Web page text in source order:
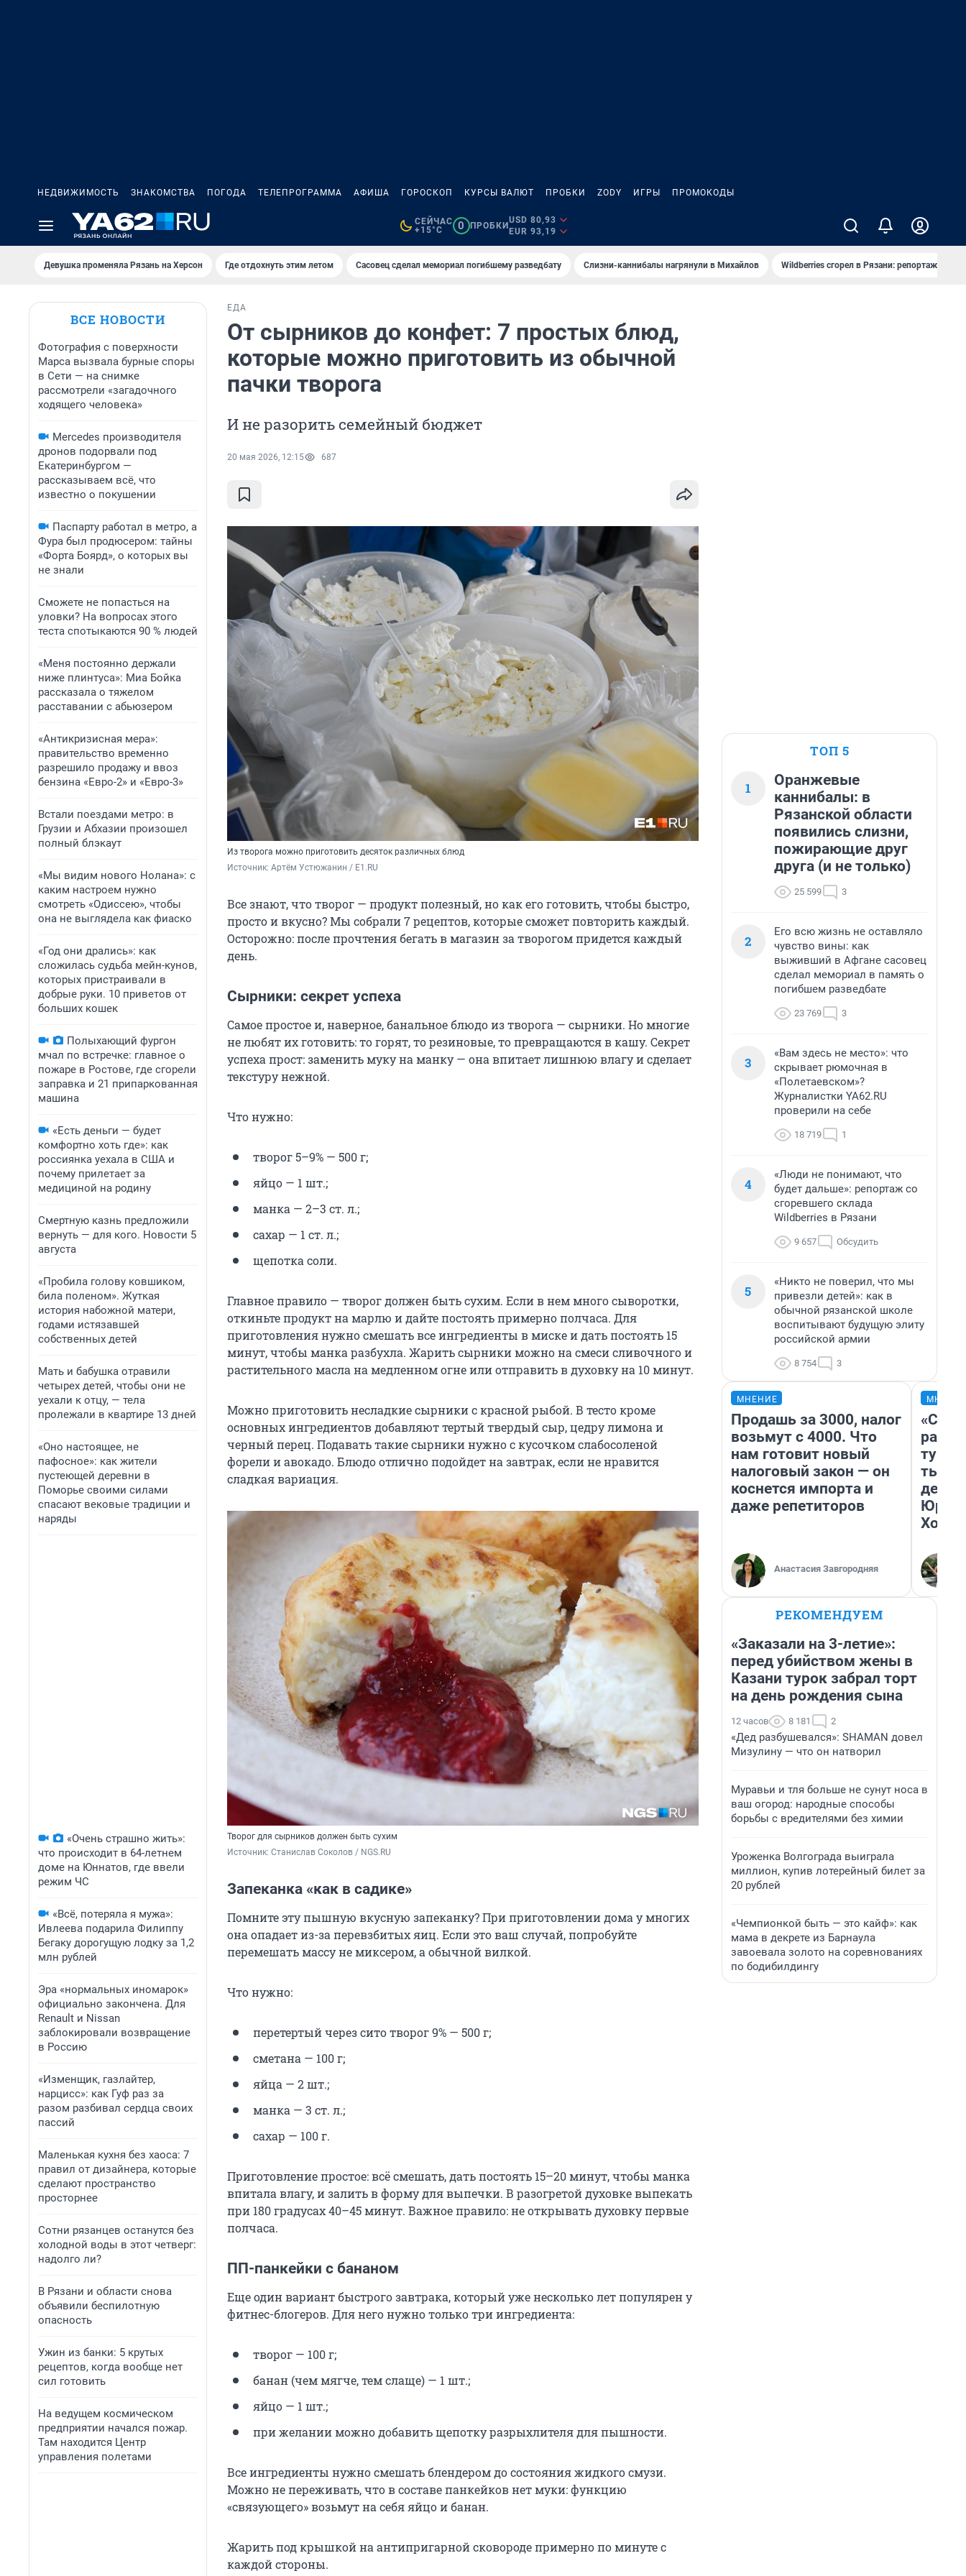
НЕДВИЖИМОСТЬ ЗНАКОМСТВА ПОГОДА ТЕЛЕПРОГРАММА АФИША ГОРОСКОП КУРСЫ ВАЛЮТ ПРОБКИ ZODY ИГРЫ ПРОМОКОДЫ
СЕЙЧАС
+15°C
0 ПРОБКИ
USD 80,93
EUR 93,19
Девушка променяла Рязань на Херсон Где отдохнуть этим летом Сасовец сделал мемориал погибшему разведбату Слизни-каннибалы нагрянули в Михайлов Wildberries сгорел в Рязани: репортаж
ВСЕ НОВОСТИ
Фотография с поверхности
Марса вызвала бурные споры
в Сети — на снимке
рассмотрели «загадочного
ходящего человека»
Mercedes производителя
дронов подорвали под
Екатеринбургом —
рассказываем всё, что
известно о покушении
Паспарту работал в метро, а
Фура был продюсером: тайны
«Форта Боярд», о которых вы
не знали
Сможете не попасться на
уловки? На вопросах этого
теста спотыкаются 90 % людей
«Меня постоянно держали
ниже плинтуса»: Миа Бойка
рассказала о тяжелом
расставании с абьюзером
«Антикризисная мера»:
правительство временно
разрешило продажу и ввоз
бензина «Евро-2» и «Евро-3»
Встали поездами метро: в
Грузии и Абхазии произошел
полный блэкаут
«Мы видим нового Нолана»: с
каким настроем нужно
смотреть «Одиссею», чтобы
она не выглядела как фиаско
«Год они дрались»: как
сложилась судьба мейн-кунов,
которых пристраивали в
добрые руки. 10 приветов от
больших кошек
Полыхающий фургон
мчал по встречке: главное о
пожаре в Ростове, где сгорели
заправка и 21 припаркованная
машина
«Есть деньги — будет
комфортно хоть где»: как
россиянка уехала в США и
почему прилетает за
медициной на родину
Смертную казнь предложили
вернуть — для кого. Новости 5
августа
«Пробила голову ковшиком,
била поленом». Жуткая
история набожной матери,
годами истязавшей
собственных детей
Мать и бабушка отравили
четырех детей, чтобы они не
уехали к отцу, — тела
пролежали в квартире 13 дней
«Оно настоящее, не
пафосное»: как жители
пустеющей деревни в
Поморье своими силами
спасают вековые традиции и
наряды
«Очень страшно жить»:
что происходит в 64-летнем
доме на Юннатов, где ввели
режим ЧС
«Всё, потеряла я мужа»:
Ивлеева подарила Филиппу
Бегаку дорогущую лодку за 1,2
млн рублей
Эра «нормальных иномарок»
официально закончена. Для
Renault и Nissan
заблокировали возвращение
в Россию
«Изменщик, газлайтер,
нарцисс»: как Гуф раз за
разом разбивал сердца своих
пассий
Маленькая кухня без хаоса: 7
правил от дизайнера, которые
сделают пространство
просторнее
Сотни рязанцев останутся без
холодной воды в этот четверг:
надолго ли?
В Рязани и области снова
объявили беспилотную
опасность
Ужин из банки: 5 крутых
рецептов, когда вообще нет
сил готовить
На ведущем космическом
предприятии начался пожар.
Там находится Центр
управления полетами
ЕДА
От сырников до конфет: 7 простых блюд,
которые можно приготовить из обычной
пачки творога
И не разорить семейный бюджет
20 мая 2026, 12:15 687
Из творога можно приготовить десяток различных блюд
Источник: Артём Устюжанин / E1.RU
Все знают, что творог — продукт полезный, но как его готовить, чтобы быстро,
просто и вкусно? Мы собрали 7 рецептов, которые сможет повторить каждый.
Осторожно: после прочтения бегать в магазин за творогом придется каждый
день.
Сырники: секрет успеха
Самое простое и, наверное, банальное блюдо из творога — сырники. Но многие
не любят их готовить: то горят, то резиновые, то превращаются в кашу. Секрет
успеха прост: заменить муку на манку — она впитает лишнюю влагу и сделает
текстуру нежной.
Что нужно:
творог 5–9% — 500 г;
яйцо — 1 шт.;
манка — 2–3 ст. л.;
сахар — 1 ст. л.;
щепотка соли.
Главное правило — творог должен быть сухим. Если в нем много сыворотки,
откиньте продукт на марлю и дайте постоять примерно полчаса. Для
приготовления нужно смешать все ингредиенты в миске и дать постоять 15
минут, чтобы манка разбухла. Жарить сырники можно на смеси сливочного и
растительного масла на медленном огне или отправить в духовку на 10 минут.
Можно приготовить несладкие сырники с красной рыбой. В тесто кроме
основных ингредиентов добавляют тертый твердый сыр, цедру лимона и
черный перец. Подавать такие сырники нужно с кусочком слабосоленой
форели и авокадо. Блюдо отлично подойдет на завтрак, если не нравится
сладкая вариация.
Творог для сырников должен быть сухим
Источник: Станислав Соколов / NGS.RU
Запеканка «как в садике»
Помните эту пышную вкусную запеканку? При приготовлении дома у многих
она опадает из-за перевзбитых яиц. Если это ваш случай, попробуйте
перемешать массу не миксером, а обычной вилкой.
Что нужно:
перетертый через сито творог 9% — 500 г;
сметана — 100 г;
яйца — 2 шт.;
манка — 3 ст. л.;
сахар — 100 г.
Приготовление простое: всё смешать, дать постоять 15–20 минут, чтобы манка
впитала влагу, и залить в форму для выпечки. В разогретой духовке выпекать
при 180 градусах 40–45 минут. Важное правило: не открывать духовку первые
полчаса.
ПП-панкейки с бананом
Еще один вариант быстрого завтрака, который уже несколько лет популярен у
фитнес-блогеров. Для него нужно только три ингредиента:
творог — 100 г;
банан (чем мягче, тем слаще) — 1 шт.;
яйцо — 1 шт.;
при желании можно добавить щепотку разрыхлителя для пышности.
Все ингредиенты нужно смешать блендером до состояния жидкого смузи.
Можно не переживать, что в составе панкейков нет муки: функцию
«связующего» возьмут на себя яйцо и банан.
Жарить под крышкой на антипригарной сковороде примерно по минуте с
каждой стороны.
ТОП 5
1
Оранжевые
каннибалы: в
Рязанской области
появились слизни,
пожирающие друг
друга (и не только)
25 599 3
2
Его всю жизнь не оставляло
чувство вины: как
выживший в Афгане сасовец
сделал мемориал в память о
погибшем разведбате
23 769 3
3
«Вам здесь не место»: что
скрывает рюмочная в
«Полетаевском»?
Журналистки YA62.RU
проверили на себе
18 719 1
4
«Люди не понимают, что
будет дальше»: репортаж со
сгоревшего склада
Wildberries в Рязани
9 657 Обсудить
5
«Никто не поверил, что мы
привезли детей»: как в
обычной рязанской школе
воспитывают будущую элиту
российской армии
8 754 3
МНЕНИЕ
Продашь за 3000, налог
возьмут с 4000. Что
нам готовит новый
налоговый закон — он
коснется импорта и
даже репетиторов
Анастасия Завгородняя
день
РЕКОМЕНДУЕМ
«Заказали на 3-летие»:
перед убийством жены в
Казани турок забрал торт
на день рождения сына
12 часов 8 181 2
«Дед разбушевался»: SHAMAN довел
Мизулину — что он натворил
Муравьи и тля больше не сунут носа в
ваш огород: народные способы
борьбы с вредителями без химии
Уроженка Волгограда выиграла
миллион, купив лотерейный билет за
20 рублей
«Чемпионкой быть — это кайф»: как
мама в декрете из Барнаула
завоевала золото на соревнованиях
по бодибилдингу